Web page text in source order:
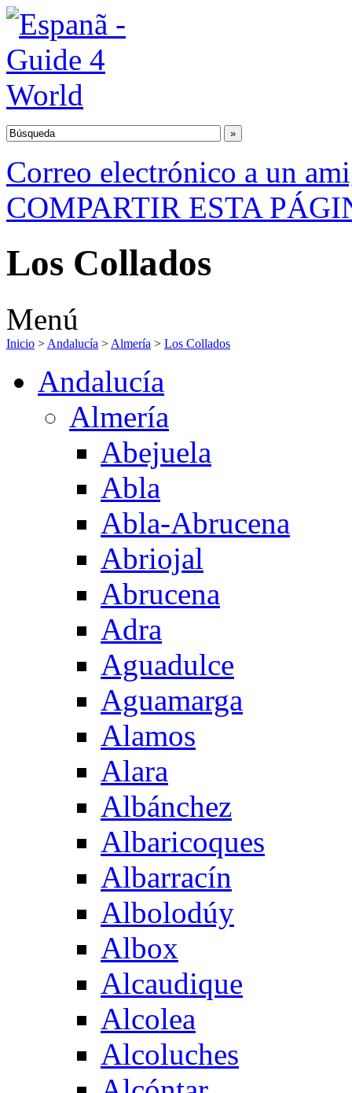
Correo electrónico a un
COMPARTIR ESTA
Los Collados
Menú
Inicio > Andalucía > Almería > Los Collados
Andalucía
Almería
Abejuela
Abla
Abla-Abrucena
Abriojal
Abrucena
Adra
Aguadulce
Aguamarga
Alamos
Alara
Albánchez
Albaricoques
Albarracín
Albolodúy
Albox
Alcaudique
Alcolea
Alcoluches